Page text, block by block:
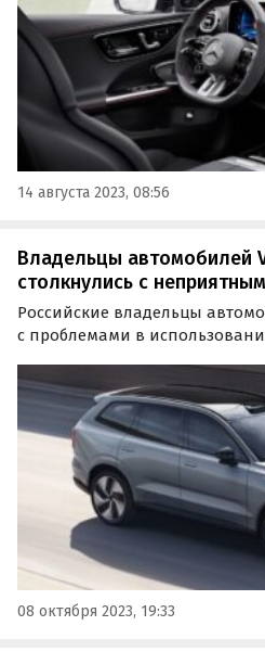
оснащены…
14 августа 2023, 08:56
Владельцы автомобилей
столкнулись с
Российские владельцы
с проблемами в
шведского производителя
08 октября 2023, 19:33